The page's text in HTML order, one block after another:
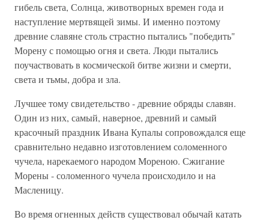
гибель света, Солнца, животворных времен года и
наступление мертвящей зимы. И именно поэтому
древние славяне столь страстно пытались "победить"
Морену с помощью огня и света. Люди пытались
поучаствовать в космической битве жизни и смерти,
света и тьмы, добра и зла.
Лучшее тому свидетельство - древние обряды славян.
Один из них, самый, наверное, древний и самый
красочный праздник Ивана Купалы сопровождался еще
сравнительно недавно изготовлением соломенного
чучела, нарекаемого народом Мореною. Сжигание
Морены - соломенного чучела происходило и на
Масленицу.
Во время огненных действ существовал обычай катать